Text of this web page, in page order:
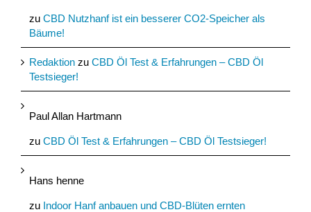
zu CBD Nutzhanf ist ein besserer CO2-Speicher als
Bäume!
Redaktion zu CBD Öl Test & Erfahrungen – CBD Öl
Testsieger!
Paul Allan Hartmann
zu CBD Öl Test & Erfahrungen – CBD Öl Testsieger!
Hans henne
zu Indoor Hanf anbauen und CBD-Blüten ernten